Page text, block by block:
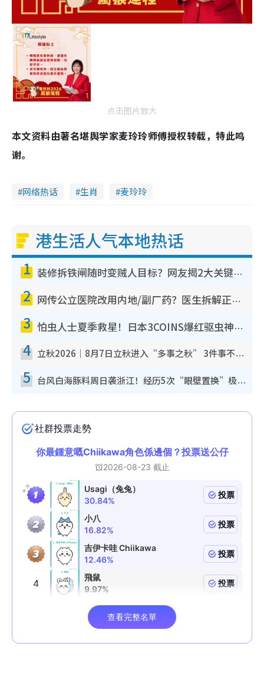
点击图片放大
本文资料由著名堪舆学家麦玲玲师傅授权转载，特此鸣
谢。
网络热话 生肖 麦玲玲
港生活人气本地热话
1 装修拆铁闸随时变贼人目标？网友揭2大关键用途：装新款等于白装？附新旧铁闸分别
2 网传公立医院改用内地/副厂药？医生拆解正副厂分别，揭4类人换药随时出事
3 怕虫人士夏季救星！日本3COINS爆红驱虫神器$45起 1招“全程免触碰”轻松搞定小强
4 立秋2026｜8月7日立秋进入“多事之秋” 3件事不可做！专家教6招开运 清杂物／钱包纳气接好运
5 台风白海豚料周日袭浙江！经历5次“眼壁置换”极罕见 成登陆内地最长途台风